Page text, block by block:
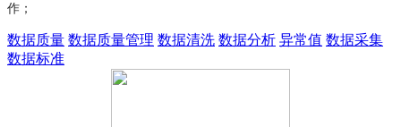
作；
数据质量 数据质量管理 数据清洗 数据分析 异常值 数据采集
数据标准